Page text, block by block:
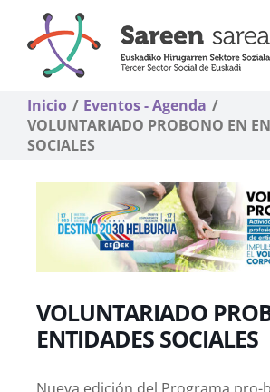
contenido
Inicio
Eventos - Agenda
VOLUNTARIADO PROBONO EN
SOCIALES
VOLUNTARIADO
ENTIDADES SOCIALES